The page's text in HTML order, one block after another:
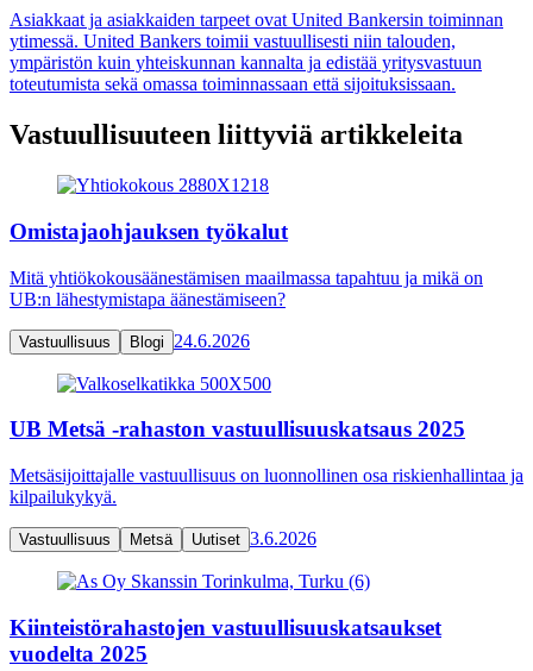
Asiakkaat ja asiakkaiden tarpeet ovat United Bankersin toiminnan
ytimessä. United Bankers toimii vastuullisesti niin talouden,
ympäristön kuin yhteiskunnan kannalta ja edistää yritysvastuun
toteutumista sekä omassa toiminnassaan että sijoituksissaan.
Vastuullisuuteen liittyviä artikkeleita
Omistajaohjauksen työkalut
Mitä yhtiökokousäänestämisen maailmassa tapahtuu ja mikä on
UB:n lähestymistapa äänestämiseen?
Vastuullisuus Blogi 24.6.2026
UB Metsä -rahaston vastuullisuuskatsaus 2025
Metsäsijoittajalle vastuullisuus on luonnollinen osa riskienhallintaa ja
kilpailukykyä.
Vastuullisuus Metsä Uutiset 3.6.2026
Kiinteistörahastojen vastuullisuuskatsaukset
vuodelta 2025